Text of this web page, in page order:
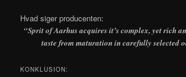
Hvad siger producenten:
“Sprit of Aarhus acquires it’s complex, yet rich
taste from maturation in carefully selected
KONKLUSION: